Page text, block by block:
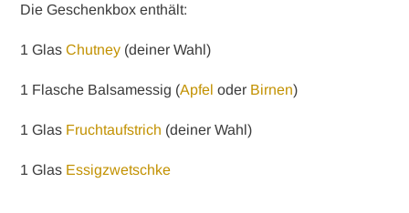
Die Geschenkbox enthält:
1 Glas Chutney (deiner Wahl)
1 Flasche Balsamessig (Apfel oder Birnen)
1 Glas Fruchtaufstrich (deiner Wahl)
1 Glas Essigzwetschke